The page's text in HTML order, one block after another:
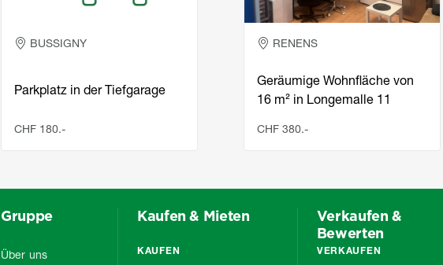
BUSSIGNY
Parkplatz in der Tiefgarage
CHF 180.-
RENENS
Geräumige Wohnfläche von
16 m² in Longemalle 11
CHF 380.-
Gruppe
Über uns
Kaufen & Mieten
KAUFEN
Verkaufen &
Bewerten
VERKAUFEN